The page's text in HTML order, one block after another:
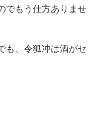
でもう仕方ありませ
も、令狐冲は酒がセ